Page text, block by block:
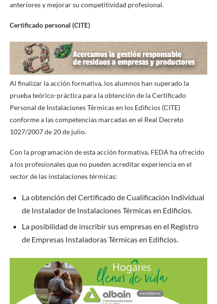
anteriores y mejorar su competitividad profesional.
Certificado personal (CITE)
Al finalizar la acción formativa, los alumnos han superado la
prueba teórico-práctica para la obtención de la Certificado
Personal de Instalaciones Térmicas en los Edificios (CITE)
conforme a las competencias marcadas en el Real Decreto
1027/2007 de 20 de julio.
Con la programación de esta acción formativa, FEDA ha ofrecido
a los profesionales que no pueden acreditar experiencia en el
sector de las instalaciones térmicas:
La obtención del Certificado de Cualificación Individual
de Instalador de Instalaciones Térmicas en Edificios.
La posibilidad de inscribir sus empresas en el Registro
de Empresas Instaladoras Térmicas en Edificios.